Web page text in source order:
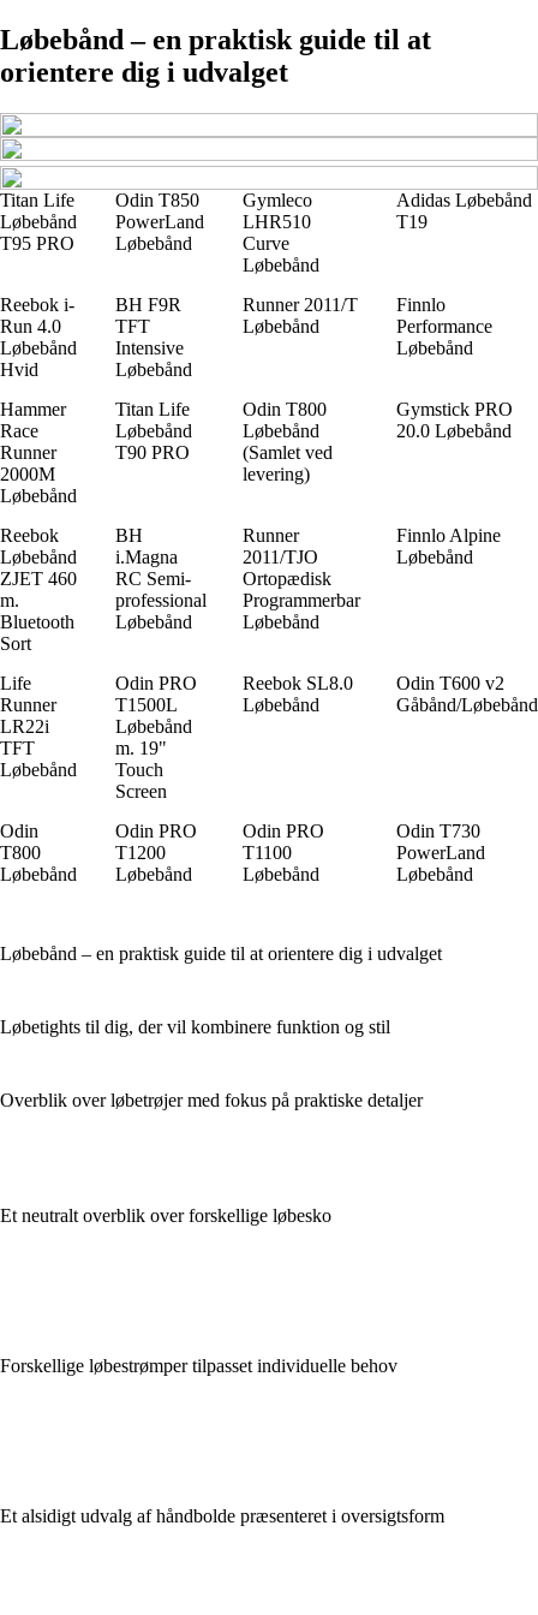
Løbebånd – en praktisk guide til at
orientere dig i udvalget
Titan Life
Løbebånd
T95 PRO
Odin T850
PowerLand
Løbebånd
Gymleco
LHR510
Curve
Løbebånd
Adidas Løbebånd
T19
Reebok i-
Run 4.0
Løbebånd
Hvid
BH F9R
TFT
Intensive
Løbebånd
Runner 2011/T
Løbebånd
Finnlo
Performance
Løbebånd
Hammer
Race
Runner
2000M
Løbebånd
Titan Life
Løbebånd
T90 PRO
Odin T800
Løbebånd
(Samlet ved
levering)
Gymstick PRO
20.0 Løbebånd
Reebok
Løbebånd
ZJET 460
m.
Bluetooth
Sort
BH
i.Magna
RC Semi-
professional
Løbebånd
Runner
2011/TJO
Ortopædisk
Programmerbar
Løbebånd
Finnlo Alpine
Løbebånd
Life
Runner
LR22i
TFT
Løbebånd
Odin PRO
T1500L
Løbebånd
m. 19"
Touch
Screen
Reebok SL8.0
Løbebånd
Odin T600 v2
Gåbånd/Løbebånd
Odin
T800
Løbebånd
Odin PRO
T1200
Løbebånd
Odin PRO
T1100
Løbebånd
Odin T730
PowerLand
Løbebånd
Løbebånd – en praktisk guide til at orientere dig i udvalget
Løbetights til dig, der vil kombinere funktion og stil
Overblik over løbetrøjer med fokus på praktiske detaljer
Et neutralt overblik over forskellige løbesko
Forskellige løbestrømper tilpasset individuelle behov
Et alsidigt udvalg af håndbolde præsenteret i oversigtsform